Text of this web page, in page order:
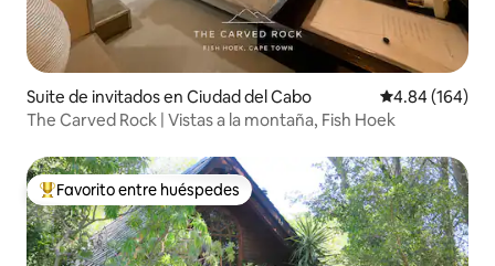
Suite de invitados en Ciudad del Cabo Calificación
4.84 (164)
The Carved Rock | Vistas a la montaña, Fish Hoek
Favorito entre huéspedes preferido
Favorito entre huéspedes